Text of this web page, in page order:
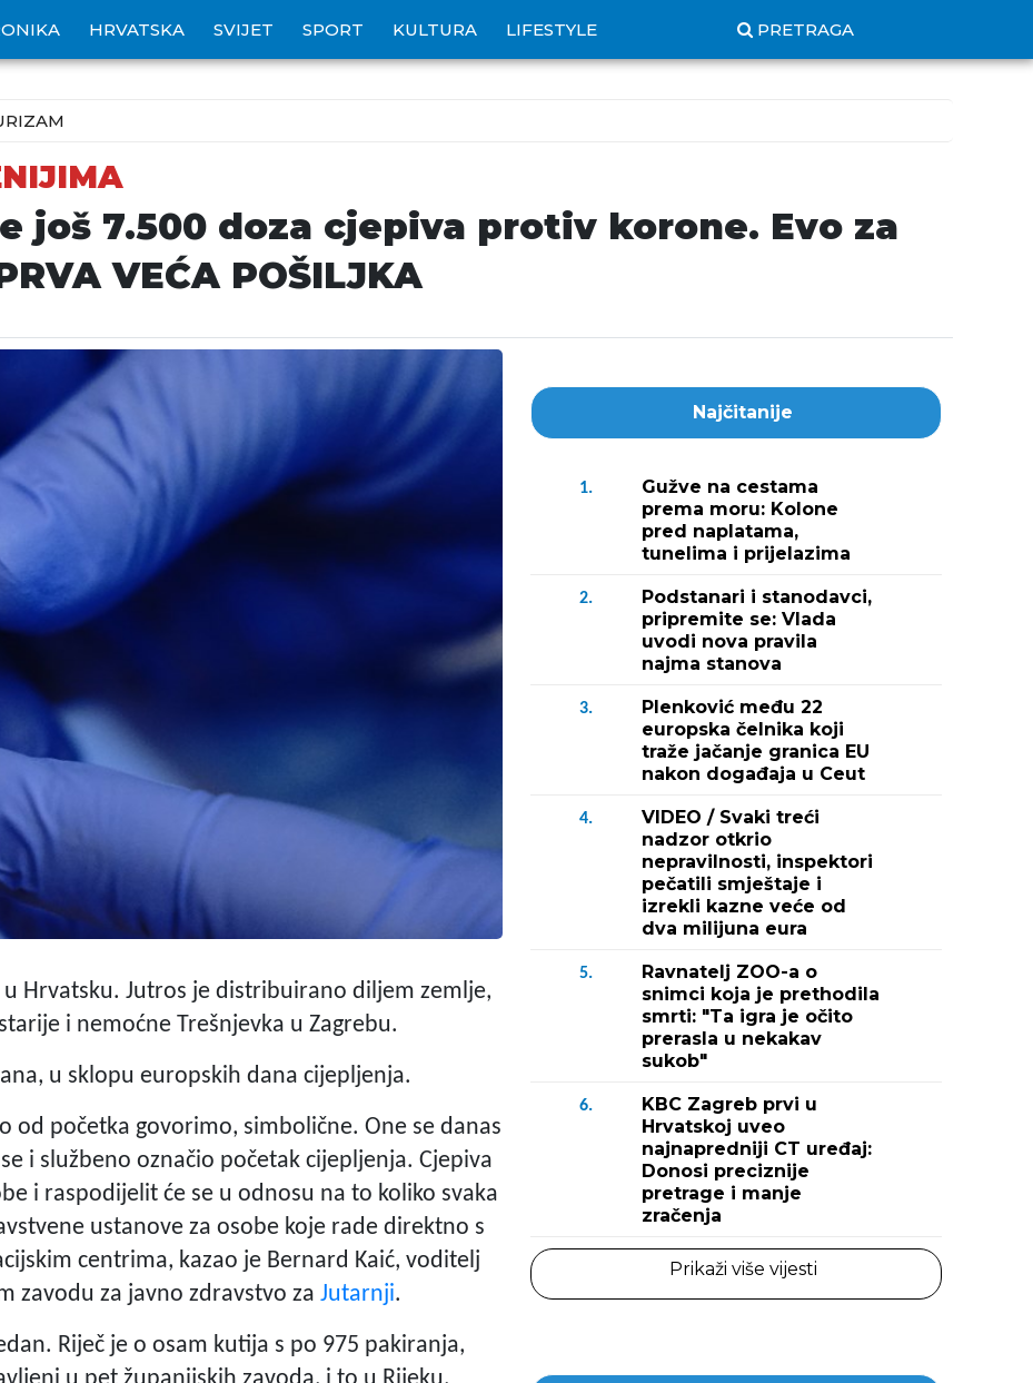
HRVATSKA SVIJET SPORT KULTURA LIFESTYLE PRETRAGA
još 7.500 doza cjepiva protiv korone. Evo za
VEĆA POŠILJKA
Hrvatsku. Jutros je distribuirano diljem zemlje,
i nemoćne Trešnjevka u Zagrebu.
u sklopu europskih dana cijepljenja.
od početka govorimo, simbolične. One se danas
i službeno označio početak cijepljenja. Cjepiva
i raspodijelit će se u odnosu na to koliko svaka
ustanove za osobe koje rade direktno s
centrima, kazao je Bernard Kaić, voditelj
zavodu za javno zdravstvo za Jutarnji.
Riječ je o osam kutija s po 975 pakiranja,
Najčitanije
1.
Gužve na cestama
prema moru: Kolone
pred naplatama,
tunelima i prijelazima
2.
Podstanari i stanodavci,
pripremite se: Vlada
uvodi nova pravila
najma stanova
3.
Plenković među 22
europska čelnika koji
traže jačanje granica EU
nakon događaja u Ceut
4.
VIDEO / Svaki treći
nadzor otkrio
nepravilnosti, inspektori
pečatili smještaje i
izrekli kazne veće od
dva milijuna eura
5.
Ravnatelj ZOO-a o
snimci koja je prethodila
smrti: "Ta igra je očito
prerasla u nekakav
sukob"
6.
KBC Zagreb prvi u
Hrvatskoj uveo
najnapredniji CT uređaj:
Donosi preciznije
pretrage i manje
zračenja
Prikaži više vijesti